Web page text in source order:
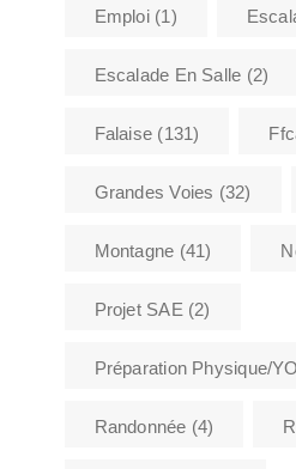
Emploi(1)
Escalade En Salle (2)
Falaise (131)
Grandes Voies (32)
Montagne (41)
Projet SAE (2)
Préparation Physique/
Randonnée (4)